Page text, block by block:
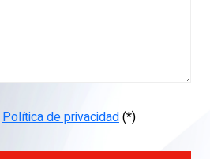
Política de privacidad(*)